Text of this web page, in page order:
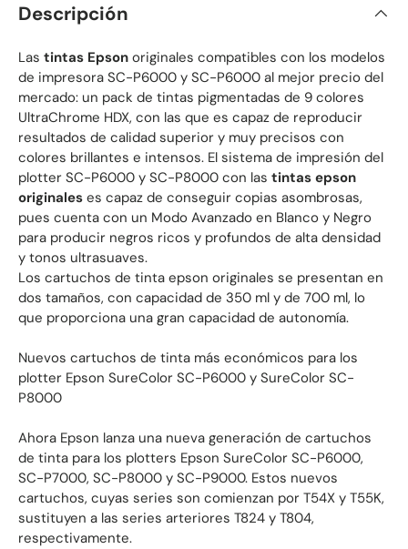
Descripción
Las tintas Epson originales compatibles con los modelos
de impresora SC-P6000 y SC-P6000 al mejor precio del
mercado: un pack de tintas pigmentadas de 9 colores
UltraChrome HDX, con las que es capaz de reproducir
resultados de calidad superior y muy precisos con
colores brillantes e intensos. El sistema de impresión del
plotter SC-P6000 y SC-P8000 con las tintas epson
originales es capaz de conseguir copias asombrosas,
pues cuenta con un Modo Avanzado en Blanco y Negro
para producir negros ricos y profundos de alta densidad
y tonos ultrasuaves.
Los cartuchos de tinta epson originales se presentan en
dos tamaños, con capacidad de 350 ml y de 700 ml, lo
que proporciona una gran capacidad de autonomía.
Nuevos cartuchos de tinta más económicos para los
plotter Epson SureColor SC-P6000 y SureColor SC-
P8000
Ahora Epson lanza una nueva generación de cartuchos
de tinta para los plotters Epson SureColor SC-P6000,
SC-P7000, SC-P8000 y SC-P9000. Estos nuevos
cartuchos, cuyas series son comienzan por T54X y T55K,
sustituyen a las series arteriores T824 y T804,
respectivamente.